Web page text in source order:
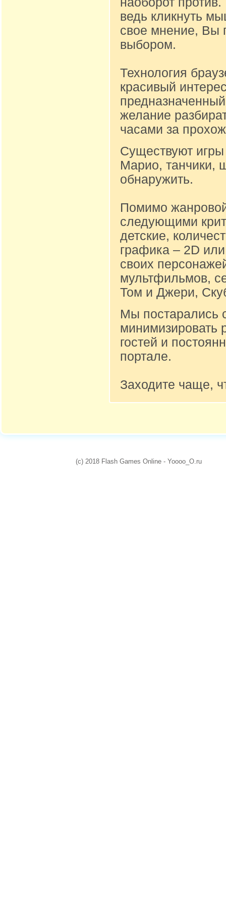
ведь кликнуть
свое мнение, Вы
выбором.
Технология
красивый
желание
часами за
Существуют игры
Марио, танчики,
обнаружить.
Помимо
следующими
детские,
графика – 2D
своих
мультфильмов,
Том и Джери,
Мы постарались
минимизировать
гостей и
портале.
Заходите чаще,
(c) 2018 Flash Games Online - Yoooo_O.ru